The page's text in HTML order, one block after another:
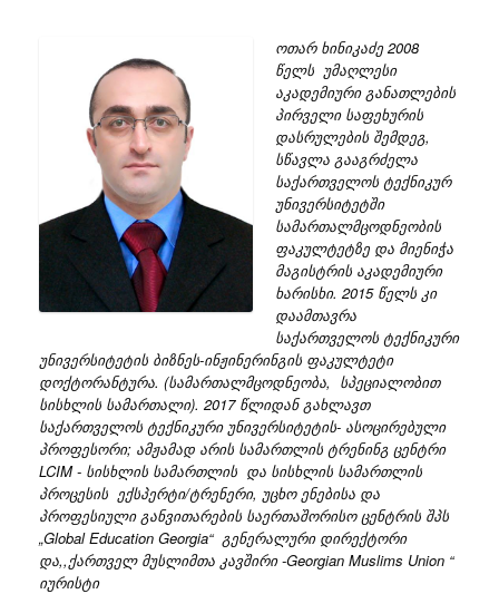
ოთარ ხინიკაძე 2008
წელს უმაღლესი
აკადემიური განათლების
პირველი საფეხურის
დასრულების შემდეგ,
სწავლა გააგრძელა
საქართველოს ტექნიკურ
უნივერსიტეტში
სამართალმცოდნეობის
ფაკულტეტზე და მიენიჭა
მაგისტრის აკადემიური
ხარისხი. 2015 წელს კი
დაამთავრა
საქართველოს ტექნიკური
უნივერსიტეტის ბიზნეს-ინჟინერინგის ფაკულტეტი
დოქტორანტურა. (სამართალმცოდნეობა, სპეციალობით
სისხლის სამართალი). 2017 წლიდან გახლავთ
საქართველოს ტექნიკური უნივერსიტეტის- ასოცირებული
პროფესორი; ამჟამად არის სამართლის ტრენინგ ცენტრი
LCIM - სისხლის სამართლის და სისხლის სამართლის
პროცესის ექსპერტი/ტრენერი, უცხო ენებისა და
პროფესიული განვითარების საერთაშორისო ცენტრის შპს
„Global Education Georgia“ გენერალური დირექტორი
და,,ქართველ მუსლიმთა კავშირი -Georgian Muslims Union “
იურისტი